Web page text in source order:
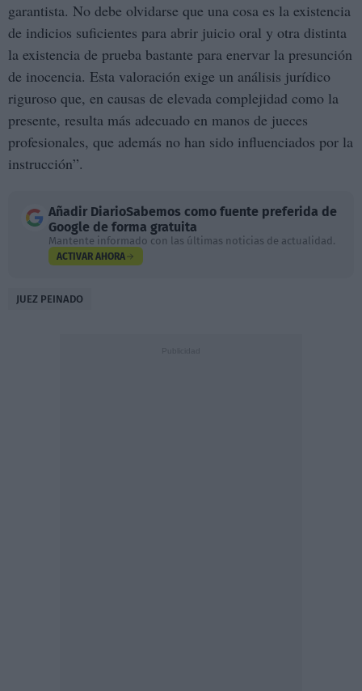
garantista. No debe olvidarse que una cosa es la existencia
de indicios suficientes para abrir juicio oral y otra distinta
la existencia de prueba bastante para enervar la presunción
de inocencia. Esta valoración exige un análisis jurídico
riguroso que, en causas de elevada complejidad como la
presente, resulta más adecuado en manos de jueces
profesionales, que además no han sido influenciados por la
instrucción”.
Añadir DiarioSabemos como fuente preferida de
Google de forma gratuita
Mantente informado con las últimas noticias de actualidad.
ACTIVAR AHORA
JUEZ PEINADO